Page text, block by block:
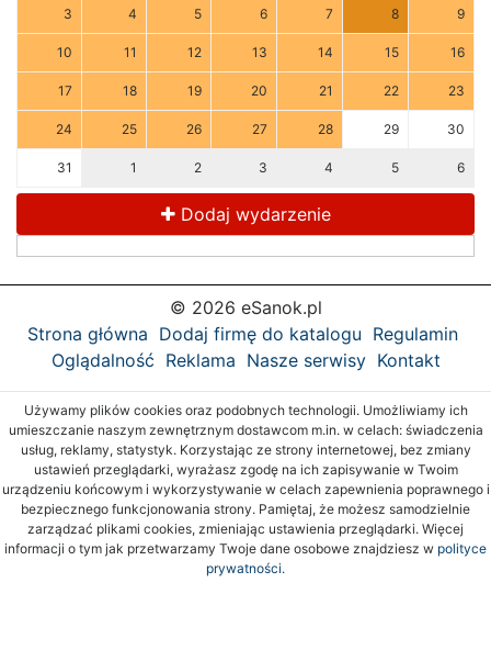
3 4 5 6 7 8 9
10 11 12 13 14 15 16
17 18 19 20 21 22 23
24 25 26 27 28 29 30
31 1 2 3 4 5 6
Dodaj wydarzenie
© 2026 eSanok.pl
Strona główna Dodaj firmę do katalogu Regulamin
Oglądalność Reklama Nasze serwisy Kontakt
Używamy plików cookies oraz podobnych technologii. Umożliwiamy ich
umieszczanie naszym zewnętrznym dostawcom m.in. w celach: świadczenia
usług, reklamy, statystyk. Korzystając ze strony internetowej, bez zmiany
ustawień przeglądarki, wyrażasz zgodę na ich zapisywanie w Twoim
urządzeniu końcowym i wykorzystywanie w celach zapewnienia poprawnego i
bezpiecznego funkcjonowania strony. Pamiętaj, że możesz samodzielnie
zarządzać plikami cookies, zmieniając ustawienia przeglądarki. Więcej
informacji o tym jak przetwarzamy Twoje dane osobowe znajdziesz w polityce
prywatności.